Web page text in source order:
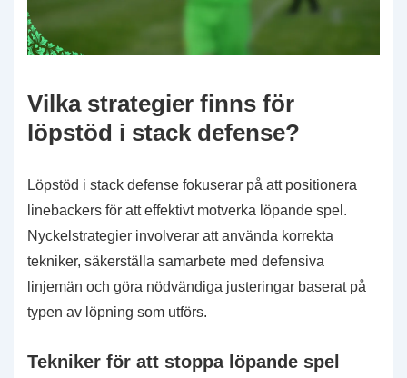
Vilka strategier finns för
löpstöd i stack defense?
Löpstöd i stack defense fokuserar på att positionera
linebackers för att effektivt motverka löpande spel.
Nyckelstrategier involverar att använda korrekta
tekniker, säkerställa samarbete med defensiva
linjemän och göra nödvändiga justeringar baserat på
typen av löpning som utförs.
Tekniker för att stoppa löpande spel